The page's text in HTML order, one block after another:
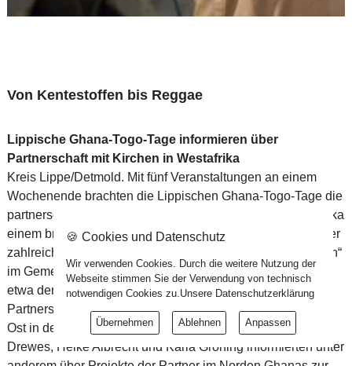
Von Kentestoffen bis Reggae
Lippische Ghana-Togo-Tage informieren über
Partnerschaft mit Kirchen in Westafrika
Kreis Lippe/Detmold. Mit fünf Veranstaltungen an einem
Wochenende brachten die Lippischen Ghana-Togo-Tage die
partnerschaftliche Verbindung mit zwei Kirchen in Westafrika
einem breiteren Publikum nahe. Einen guten Überblick über
zahlreiche Initiativen bot dabei der „Markt der Möglichkeiten“
im Gemeindehaus am Markt in Detmold. Hier präsentierte
etwa der Gastgeber des Marktes, der
Partnerschaftsausschuss Nordghana der Klassen Süd und
Ost in der Lippischen Landeskirche, seine Arbeit. Elke
Drewes, Heike Albrecht und Karla Gröning informierten unter
🍪 Cookies und Datenschutz
Wir verwenden Cookies. Durch die weitere Nutzung der
Webseite stimmen Sie der Verwendung von technisch
notwendigen Cookies zu. Unsere Datenschutzerklärung
Übernehmen Ablehnen Anpassen